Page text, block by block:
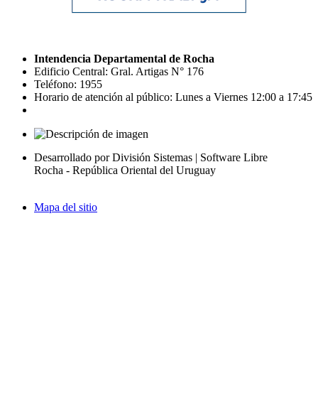
Intendencia Departamental de Rocha
Edificio Central: Gral. Artigas N° 176
Teléfono: 1955
Horario de atención al público: Lunes a Viernes 12:00 a 17:45
Desarrollado por División Sistemas | Software Libre
Rocha - República Oriental del Uruguay
Mapa del sitio